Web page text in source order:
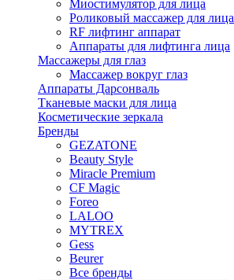
Миостимулятор для лица
Роликовый массажер для лица
RF лифтинг аппарат
Аппараты для лифтинга лица
Массажеры для глаз
Массажер вокруг глаз
Аппараты Дарсонваль
Тканевые маски для лица
Косметические зеркала
Бренды
GEZATONE
Beauty Style
Miracle Premium
CF Magic
Foreo
LALOO
MYTREX
Gess
Beurer
Все бренды